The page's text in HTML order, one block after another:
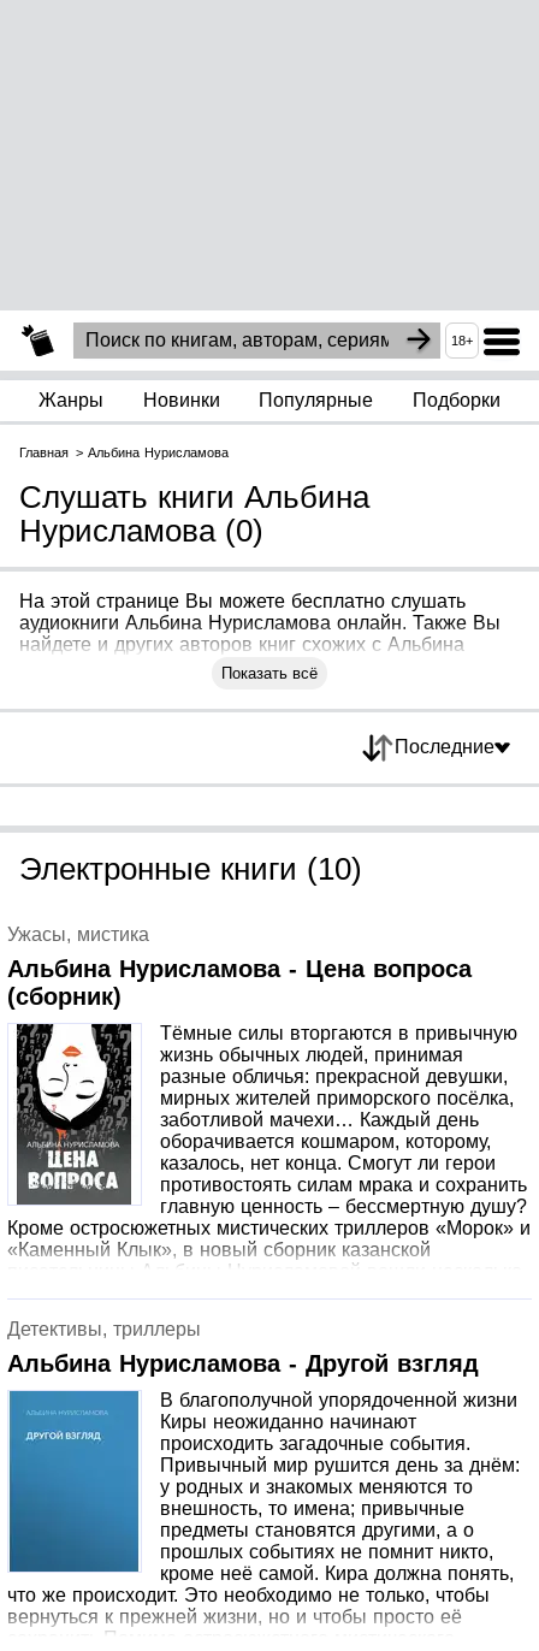
18+
Жанры Новинки Популярные Подборки
Главная Альбина Нурисламова
Слушать книги Альбина
Нурисламова (0)
На этой странице Вы можете бесплатно слушать
аудиокниги Альбина Нурисламова онлайн. Также Вы
найдете и других авторов книг схожих с Альбина
Показать всё
Последние
Электронные книги (10)
Ужасы, мистика
Альбина Нурисламова - Цена вопроса
(сборник)
Тёмные силы вторгаются в привычную
жизнь обычных людей, принимая
разные обличья: прекрасной девушки,
мирных жителей приморского посёлка,
заботливой мачехи… Каждый день
оборачивается кошмаром, которому,
казалось, нет конца. Смогут ли герои
противостоять силам мрака и сохранить
главную ценность – бессмертную душу?
Кроме остросюжетных мистических триллеров «Морок» и
«Каменный Клык», в новый сборник казанской
писательницы Альбины Нурисламовой вошли несколько
Детективы, триллеры
Альбина Нурисламова - Другой взгляд
В благополучной упорядоченной жизни
Киры неожиданно начинают
происходить загадочные события.
Привычный мир рушится день за днём:
у родных и знакомых меняются то
внешность, то имена; привычные
предметы становятся другими, а о
прошлых событиях не помнит никто,
кроме неё самой. Кира должна понять,
что же происходит. Это необходимо не только, чтобы
вернуться к прежней жизни, но и чтобы просто её
сохранить.Помимо остросюжетного мистического